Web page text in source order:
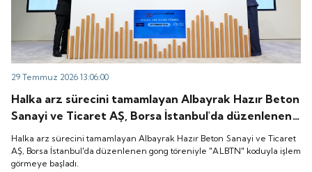
29 Temmuz 2026 13:06:00
Halka arz sürecini tamamlayan Albayrak Hazır Beton
Sanayi ve Ticaret AŞ, Borsa İstanbul'da düzenlenen
gong töreniyle "ALBTN" koduyla işlem görmeye
başladı.
Halka arz sürecini tamamlayan Albayrak Hazır Beton Sanayi ve Ticaret
AŞ, Borsa İstanbul'da düzenlenen gong töreniyle "ALBTN" koduyla işlem
görmeye başladı.